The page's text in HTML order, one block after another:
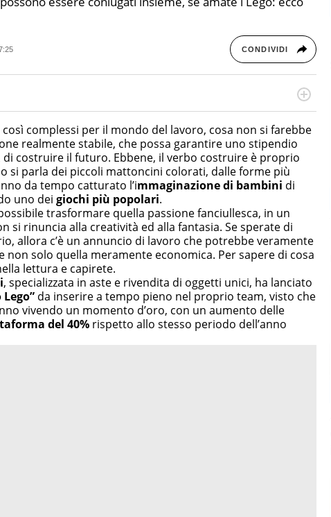
CONDIVIDI
in Marketing Management e Google Digital Training su
occupa della creazione di contenuti in ottica SEO e dello sviluppo
attraverso canali digitali.
complessi per il mondo del lavoro, cosa non si farebbe
realmente stabile, che possa garantire uno stipendio
di costruire il futuro. Ebbene, il verbo costruire è proprio
si parla dei piccoli mattoncini colorati, dalle forme più
da tempo catturato l’immaginazione di bambini di
uno dei giochi più popolari.
trasformare quella passione fanciullesca, in un
si rinuncia alla creatività ed alla fantasia. Se sperate di
allora c’è un annuncio di lavoro che potrebbe veramente
non solo quella meramente economica. Per sapere di cosa
lettura e capirete.
, specializzata in aste e rivendita di oggetti unici, ha lanciato
da inserire a tempo pieno nel proprio team, visto che
vivendo un momento d’oro, con un aumento delle
del 40% rispetto allo stesso periodo dell’anno